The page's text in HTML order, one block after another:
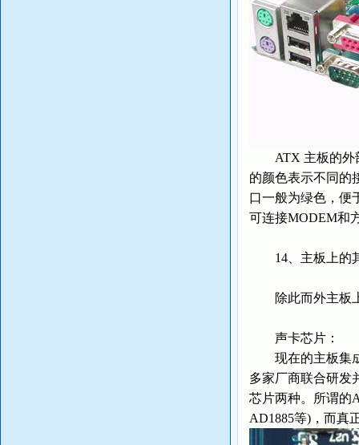
ATX 主板的外部
的颜色表示不同的
口一般为绿色，便
可连接MODEM和
14、主板上的
除此而外主板上
声卡芯片：
现在的主板集成
多家厂商联合研发
芯片两种。所谓的
AD1885等)，而真